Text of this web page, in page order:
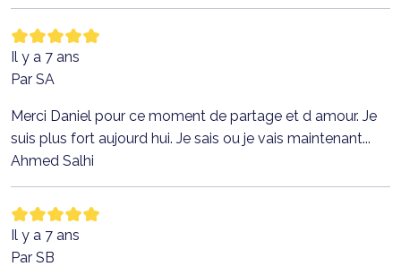
Il y a 7 ans
Par SA
Merci Daniel pour ce moment de partage et d amour. Je
suis plus fort aujourd hui. Je sais ou je vais maintenant...
Ahmed Salhi
Il y a 7 ans
Par SB